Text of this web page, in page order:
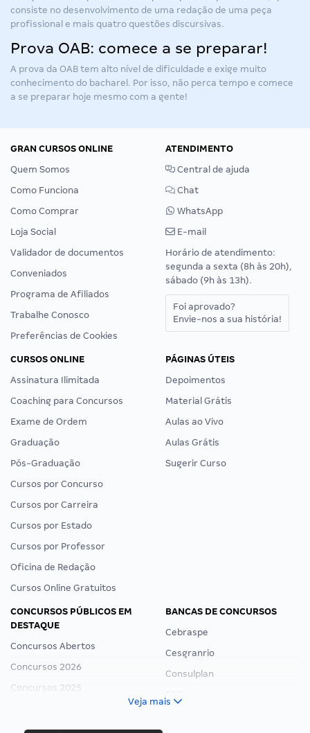
consiste no desenvolvimento de uma redação de uma peça
profissional e mais quatro questões discursivas.
Prova OAB: comece a se preparar!
A prova da OAB tem alto nível de dificuldade e exige muito
conhecimento do bacharel. Por isso, não perca tempo e comece
a se preparar hoje mesmo com a gente!
GRAN CURSOS ONLINE
Quem Somos
Como Funciona
Como Comprar
Loja Social
Validador de documentos
Conveniados
Programa de Afiliados
Trabalhe Conosco
Preferências de Cookies
ATENDIMENTO
Central de ajuda
Chat
WhatsApp
E-mail
Horário de atendimento:
segunda a sexta (8h às 20h),
sábado (9h às 13h).
Foi aprovado?
Envie-nos a sua história!
CURSOS ONLINE
Assinatura Ilimitada
Coaching para Concursos
Exame de Ordem
Graduação
Pós-Graduação
Cursos por Concurso
Cursos por Carreira
Cursos por Estado
Cursos por Professor
Oficina de Redação
Cursos Online Gratuitos
PÁGINAS ÚTEIS
Depoimentos
Material Grátis
Aulas ao Vivo
Aulas Grátis
Sugerir Curso
CONCURSOS PÚBLICOS EM
DESTAQUE
Concursos Abertos
Concursos 2026
Concursos 2025
Concurso Ibama
BANCAS DE CONCURSOS
Cebraspe
Cesgranrio
Consulplan
Veja mais